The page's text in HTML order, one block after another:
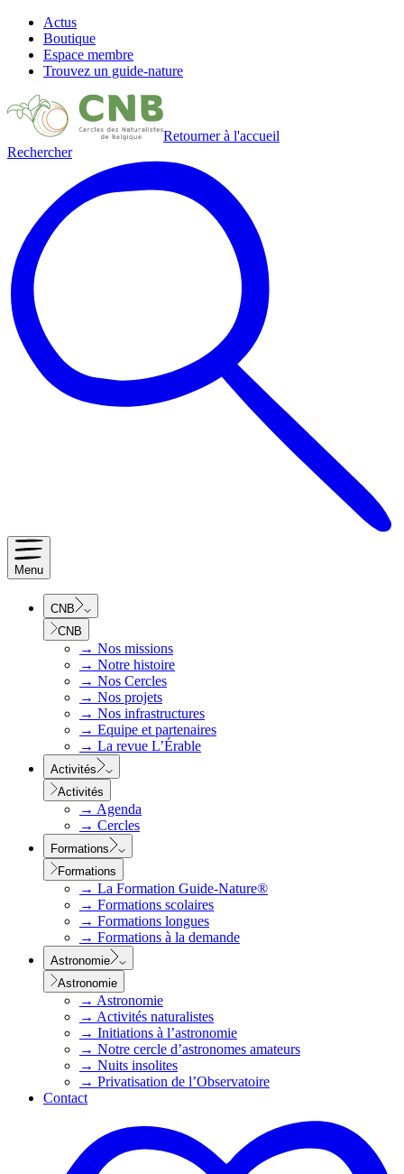
Actus
Boutique
Espace membre
Trouvez un guide-nature
Retourner à l'accueil
Rechercher
Menu
CNB
CNB
→ Nos missions
→ Notre histoire
→ Nos Cercles
→ Nos projets
→ Nos infrastructures
→ Equipe et partenaires
→ La revue L’Érable
Activités
Activités
→ Agenda
→ Cercles
Formations
Formations
→ La Formation Guide-Nature®
→ Formations scolaires
→ Formations longues
→ Formations à la demande
Astronomie
Astronomie
→ Astronomie
→ Activités naturalistes
→ Initiations à l’astronomie
→ Notre cercle d’astronomes amateurs
→ Nuits insolites
→ Privatisation de l’Observatoire
Contact